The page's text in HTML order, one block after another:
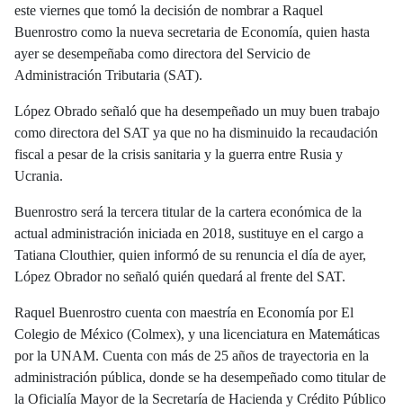
este viernes que tomó la decisión de nombrar a Raquel
Buenrostro como la nueva secretaria de Economía, quien hasta
ayer se desempeñaba como directora del Servicio de
Administración Tributaria (SAT).
López Obrado señaló que ha desempeñado un muy buen trabajo
como directora del SAT ya que no ha disminuido la recaudación
fiscal a pesar de la crisis sanitaria y la guerra entre Rusia y
Ucrania.
Buenrostro será la tercera titular de la cartera económica de la
actual administración iniciada en 2018, sustituye en el cargo a
Tatiana Clouthier, quien informó de su renuncia el día de ayer,
López Obrador no señaló quién quedará al frente del SAT.
Raquel Buenrostro cuenta con maestría en Economía por El
Colegio de México (Colmex), y una licenciatura en Matemáticas
por la UNAM. Cuenta con más de 25 años de trayectoria en la
administración pública, donde se ha desempeñado como titular de
la Oficialía Mayor de la Secretaría de Hacienda y Crédito Público